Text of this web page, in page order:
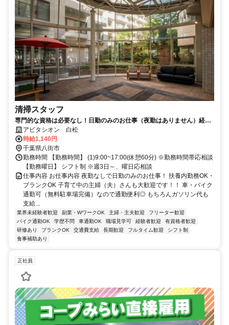
清掃スタッフ
専門的な資格は必要なし！日勤のみのお仕事（夜勤はありません）経験
が浅い方やブランクがある方も歓迎！
アビタシオン 白松
時給1,140円
千葉県八街市
勤務時間 【勤務時間】 (1)9:00~17:00(休憩60分) ※勤務時間帯応相談
【勤務曜日】 シフト制 ※週3日～、曜日応相談
仕事内容 お仕事内容 夜勤なしで日勤のみのお仕事！ 扶養内勤務OK・
ブランクOK 子育て中の主婦（夫）さんも大歓迎です！！ 車・バイク
通勤可（無料駐車場完備）なので通勤便利◎ もちろんガソリン代も
支給...
業界未経験者歓迎 副業・WワークOK 主婦・主夫歓迎
フリーター歓迎
バイク通勤OK
学歴不問 車通勤OK 職場見学可 経験者歓迎
有資格者歓迎
研修あり
ブランクOK 交通費支給 長期歓迎 フルタイム歓迎
シフト制
食事補助あり
正社員